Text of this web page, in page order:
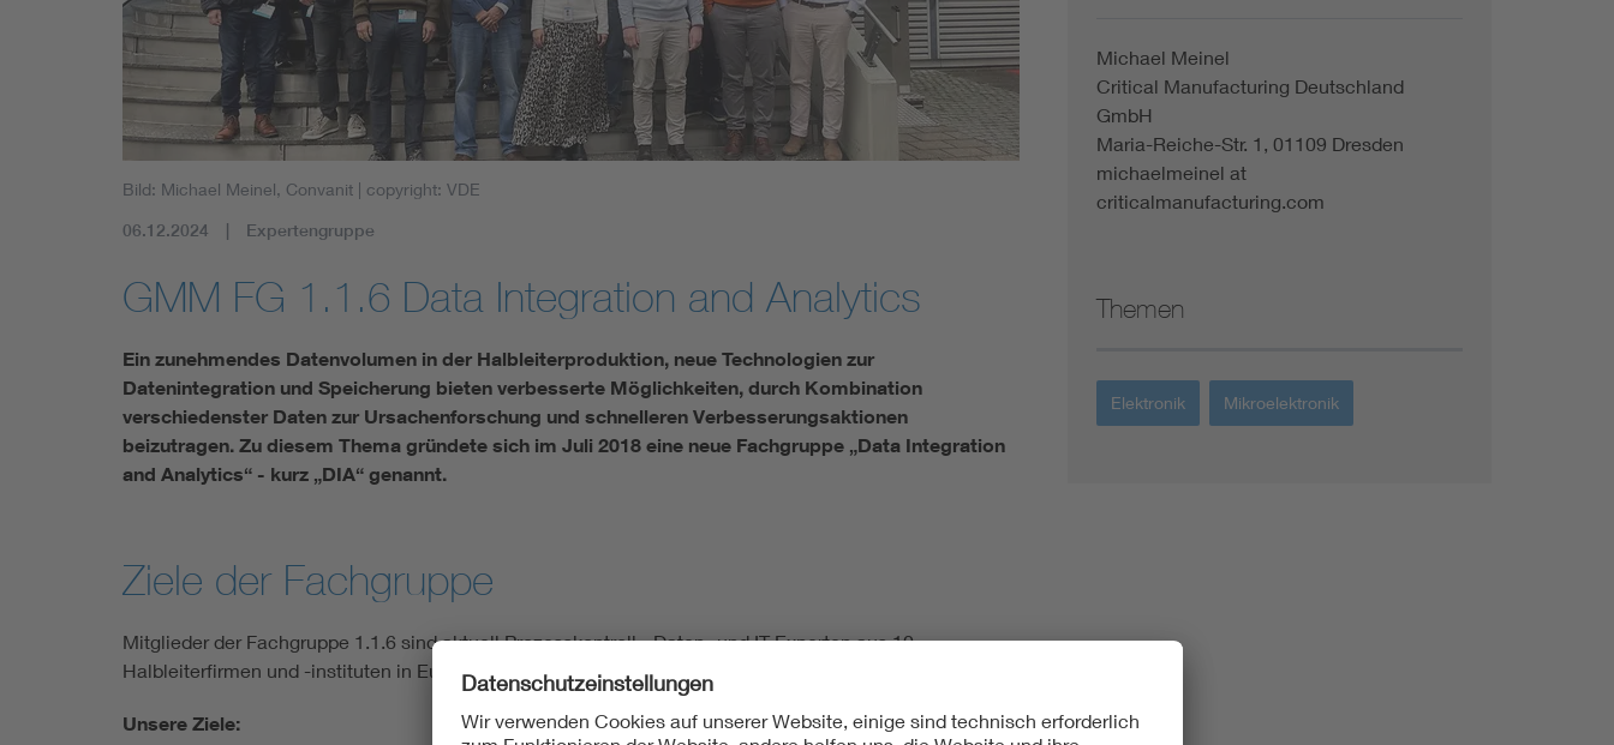
Mobility
Standards
Bild: Michael Meinel, Convanit | copyright: VDE
06.12.2024 Expertengruppe
GMM FG 1.1.6 Data Integration and Analytics
Ein zunehmendes Datenvolumen in der Halbleiterproduktion, neue Technologien zur
Datenintegration und Speicherung bieten verbesserte Möglichkeiten, durch Kombination
verschiedenster Daten zur Ursachenforschung und schnelleren Verbesserungsaktionen
beizutragen. Zu diesem Thema gründete sich im Juli 2018 eine neue Fachgruppe „Data Integration
and Analytics“ - kurz „DIA“ genannt.
Ziele der Fachgruppe
Mitglieder der Fachgruppe 1.1.6 sind aktuell Prozesskontroll-, Daten- und IT Experten aus 10
Halbleiterfirmen und -instituten in Europa.
Unsere Ziele:
Michael Meinel
Critical Manufacturing Deutschland
GmbH
Maria-Reiche-Str. 1, 01109 Dresden
michaelmeinel at
criticalmanufacturing.com
Themen
Elektronik Mikroelektronik